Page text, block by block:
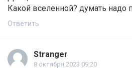
Какой вселенной? думать надо
Ответить
Stranger
8 октября 2023 09:20